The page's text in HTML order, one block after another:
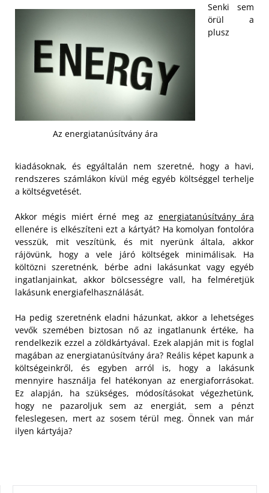
Az energiatanúsítvány ára
Senki sem
örül a
plusz
kiadásoknak, és egyáltalán nem szeretné, hogy a havi,
rendszeres számlákon kívül még egyéb költséggel terhelje
a költségvetését.
Akkor mégis miért érné meg az energiatanúsítvány ára
ellenére is elkészíteni ezt a kártyát? Ha komolyan fontolóra
vesszük, mit veszítünk, és mit nyerünk általa, akkor
rájövünk, hogy a vele járó költségek minimálisak. Ha
költözni szeretnénk, bérbe adni lakásunkat vagy egyéb
ingatlanjainkat, akkor bölcsességre vall, ha felméretjük
lakásunk energiafelhasználását.
Ha pedig szeretnénk eladni házunkat, akkor a lehetséges
vevők szemében biztosan nő az ingatlanunk értéke, ha
rendelkezik ezzel a zöldkártyával. Ezek alapján mit is foglal
magában az energiatanúsítvány ára? Reális képet kapunk a
költségeinkről, és egyben arról is, hogy a lakásunk
mennyire használja fel hatékonyan az energiaforrásokat.
Ez alapján, ha szükséges, módosításokat végezhetünk,
hogy ne pazaroljuk sem az energiát, sem a pénzt
feleslegesen, mert az sosem térül meg. Önnek van már
ilyen kártyája?